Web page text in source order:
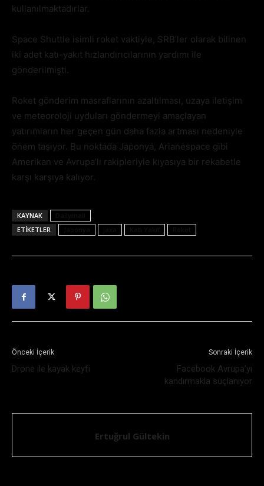
kullanılmaktadırlar.
Space Shuttle isimli roket vaktiyle, SRB’ler olarak bilinen
iki adet katı-yakıt hızlandırıcılarının yardımı ile
gönderilmişti.
Roket gönderim masraflarının azaltılması, uzaya iletişim
ve meteoroloji uyduları göndermeyi amaçlayan
yatırımların her geçen gün daha fazla artması nedeniyle
önem taşıyor. Bu noktada Japonya, Arianespace gibi
Amerikan ve Avrupa’lı rakipleriyle kıyasıya bir rekabetle
karşı karşıya kalıyor.
KAYNAK
ETIKETLER
Önceki İçerik
Drone ile kayak keyfi
Sonraki İçerik
Facebook Avrupa’yı
kandırmakla suçlanıyor
Ertuğrul Gültekin